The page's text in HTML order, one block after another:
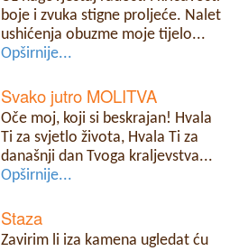
boje i zvuka stigne proljeće. Nalet
ushićenja obuzme moje tijelo...
Opširnije...
Svako jutro MOLITVA
Oče moj, koji si beskrajan! Hvala
Ti za svjetlo života, Hvala Ti za
današnji dan Tvoga kraljevstva...
Opširnije...
Staza
Zavirim li iza kamena ugledat ću